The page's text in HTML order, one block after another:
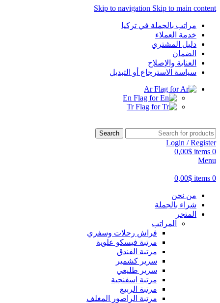
Skip to navigation Skip to main content
مراتب بالجملة في تركيا
خدمة العملاء
دليل المشتري
الضمان
العناية والإصلاح
‏سياسة الاسترجاع أو التبديل
Ar
En
Tr
Search
Login / Register
0
items
0,00$
Menu
0
items
0,00$
من نحن
شراء بالجملة
المتجر
المراتب
فراش رحلات وسفري
مرتبة فيسكو علوية
مرتبة الفندق
سرير كشمير
سرير طليعي
مرتبة اسفنجية
مرتبة الربيع
مرتبة الراصور المغلف